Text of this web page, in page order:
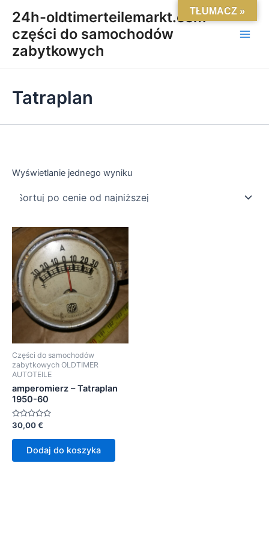
content
24h-oldtimerteilemarkt.com-
części do samochodów
zabytkowych
Main
Tatraplan
Wyświetlanie jednego wyniku
Części do samochodów
zabytkowych OLDTIMER
AUTOTEILE
amperomierz – Tatraplan
1950-60
Oceniono
na
30,00€
Dodaj do koszyka
TŁUMACZ »